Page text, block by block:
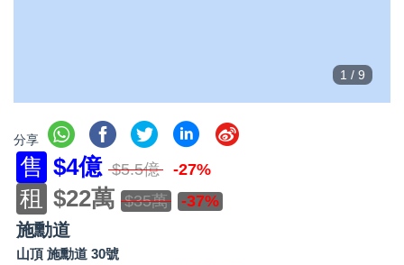
1 / 9
分享
售 $4億 $5.5億 -27%
租 $22萬 $35萬 -37%
施勳道
山頂 施勳道 30號